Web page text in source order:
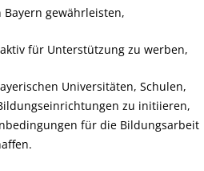
gewährleisten,
für Unterstützung zu werben,
Universitäten, Schulen,
zu initiieren,
für die Bildungsarbeit